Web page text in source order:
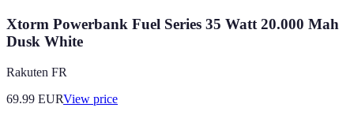
Xtorm Powerbank Fuel Series 35 Watt 20.000 Mah
Dusk White
Rakuten FR
69.99 EURView price